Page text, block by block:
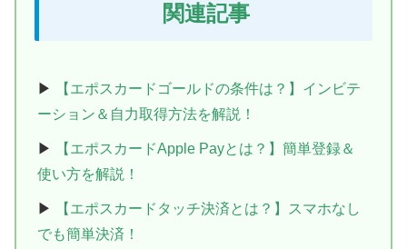
関連記事
▶
【エポスカードゴールドの条件は？】インビテ
ーション＆自力取得方法を解説！
▶
【エポスカードApple Payとは？】簡単登録＆
使い方を解説！
▶
【エポスカードタッチ決済とは？】スマホなし
でも簡単決済！